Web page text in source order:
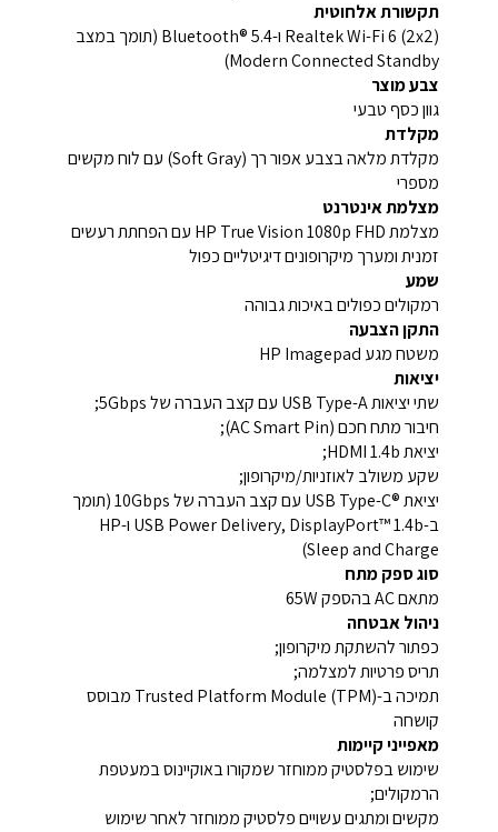
תקשורת אלחוטית
Realtek Wi-Fi 6 (2x2)‎ ו-Bluetooth® 5.4 (תומך במצב
Modern Connected Standby)
צבע מוצר
גוון כסף טבעי
מקלדת
מקלדת מלאה בצבע אפור רך (Soft Gray) עם לוח מקשים
מספרי
מצלמת אינטרנט
מצלמת HP True Vision 1080p FHD עם הפחתת רעשים
זמנית ומערך מיקרופונים דיגיטליים כפול
שמע
רמקולים כפולים באיכות גבוהה
התקן הצבעה
משטח מגע HP Imagepad‎
יציאות
שתי יציאות USB Type-A עם קצב העברה של ‎5Gbps‎;
חיבור מתח חכם (AC Smart Pin);
יציאת HDMI 1.4b;
שקע משולב לאוזניות/מיקרופון;
יציאת USB Type-C®‎ עם קצב העברה של ‎10Gbps‎ (תומך
ב-USB Power Delivery, DisplayPort™ 1.4b ו-HP
Sleep and Charge)
סוג ספק מתח
מתאם AC בהספק ‎65W‎
ניהול אבטחה
כפתור להשתקת מיקרופון;
תריס פרטיות למצלמה;
תמיכה ב-Trusted Platform Module (TPM)‎ מבוסס
קושחה
מאפייני קיימות
שימוש בפלסטיק ממוחזר שמקורו באוקיינוס במעטפת
הרמקולים;
מקשים ומתגים עשויים פלסטיק ממוחזר לאחר שימוש